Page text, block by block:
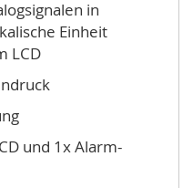
in
Einheit
LCD
und 1x Alarm-